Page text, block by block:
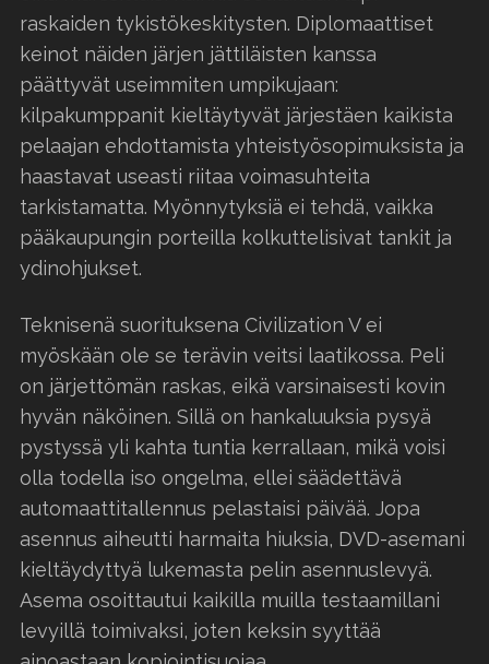
raskaiden tykistökeskitysten. Diplomaattiset
keinot näiden järjen jättiläisten kanssa
päättyvät useimmiten umpikujaan:
kilpakumppanit kieltäytyvät järjestäen kaikista
pelaajan ehdottamista yhteistyösopimuksista ja
haastavat useasti riitaa voimasuhteita
tarkistamatta. Myönnytyksiä ei tehdä, vaikka
pääkaupungin porteilla kolkuttelisivat tankit ja
ydinohjukset.
Teknisenä suorituksena Civilization V ei
myöskään ole se terävin veitsi laatikossa. Peli
on järjettömän raskas, eikä varsinaisesti kovin
hyvän näköinen. Sillä on hankaluuksia pysyä
pystyssä yli kahta tuntia kerrallaan, mikä voisi
olla todella iso ongelma, ellei säädettävä
automaattitallennus pelastaisi päivää. Jopa
asennus aiheutti harmaita hiuksia, DVD-asemani
kieltäydyttyä lukemasta pelin asennuslevyä.
Asema osoittautui kaikilla muilla testaamillani
levyillä toimivaksi, joten keksin syyttää